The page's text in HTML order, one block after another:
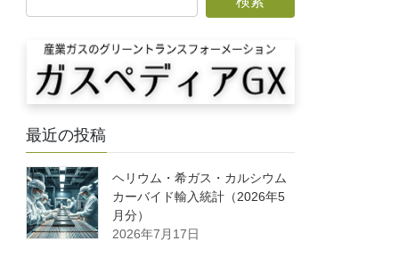
最近の投稿
ヘリウム・希ガス・カルシウム
カーバイド輸入統計（2026年5
月分）
2026年7月17日